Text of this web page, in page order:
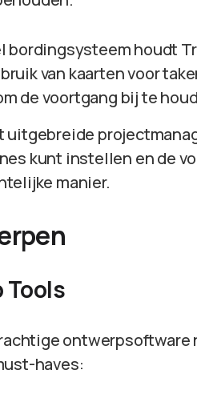
bordingsysteem houdt
van kaarten voor
de voortgang bij te
uitgebreide
kunt instellen en de
manier.
Tools
ontwerpsoftware
haves: